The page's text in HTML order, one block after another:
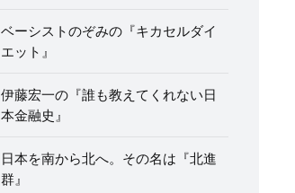
ベーシストのぞみの『キカセルダイ
エット』
伊藤宏一の『誰も教えてくれない日
本金融史』
日本を南から北へ。その名は『北進
群』